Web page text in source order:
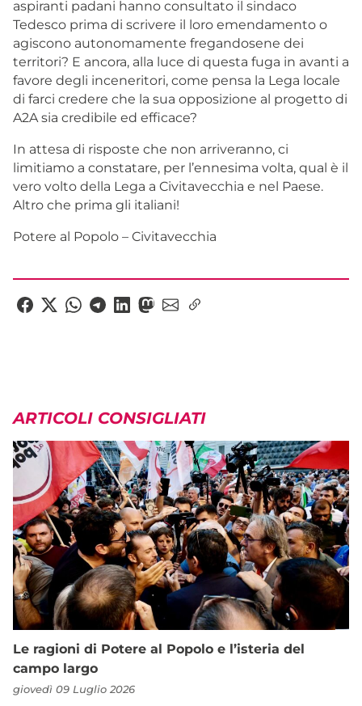
aspiranti padani hanno consultato il sindaco
Tedesco prima di scrivere il loro emendamento o
agiscono autonomamente fregandosene dei
territori? E ancora, alla luce di questa fuga in avanti a
favore degli inceneritori, come pensa la Lega locale
di farci credere che la sua opposizione al progetto di
A2A sia credibile ed efficace?
In attesa di risposte che non arriveranno, ci
limitiamo a constatare, per l’ennesima volta, qual è il
vero volto della Lega a Civitavecchia e nel Paese.
Altro che prima gli italiani!
Potere al Popolo – Civitavecchia
ARTICOLI CONSIGLIATI
Le ragioni di Potere al Popolo e l’isteria del
campo largo
giovedì 09 Luglio 2026